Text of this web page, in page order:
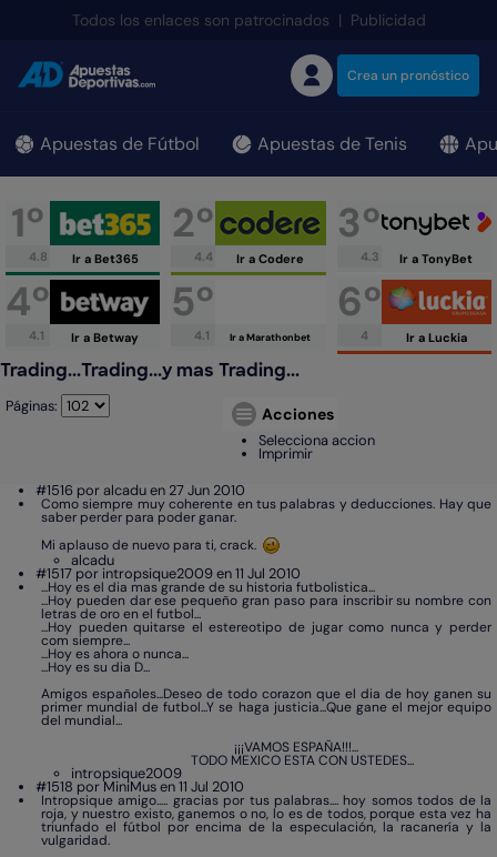
Todos los enlaces son patrocinados | Publicidad
Crea un pronóstico
Apuestas de Fútbol Apuestas de Tenis
1º
4.8 Ir a Bet365
2º
4.4 Ir a Codere
3º
4.3 Ir a TonyBet
4º
4.1 Ir a Betway
5º
4.1 Ir a Marathonbet
6º
4 Ir a Luckia
Trading...Trading...y mas Trading...
Páginas: Acciones
Selecciona accion
Imprimir
#1516 por alcadu en 27 Jun 2010
Como siempre muy coherente en tus palabras y deducciones. Hay que
saber perder para poder ganar.
Mi aplauso de nuevo para ti, crack.
alcadu
#1517 por intropsique2009 en 11 Jul 2010
...Hoy es el dia mas grande de su historia futbolistica...
...Hoy pueden dar ese pequeño gran paso para inscribir su nombre con
letras de oro en el futbol...
...Hoy pueden quitarse el estereotipo de jugar como nunca y perder
com siempre...
...Hoy es ahora o nunca...
...Hoy es su dia D...
Amigos españoles...Deseo de todo corazon que el dia de hoy ganen su
primer mundial de futbol...Y se haga justicia...Que gane el mejor equipo
del mundial...
¡¡¡VAMOS ESPAÑA!!!...
TODO MEXICO ESTA CON USTEDES...
intropsique2009
#1518 por MiniMus en 11 Jul 2010
Intropsique amigo..... gracias por tus palabras.... hoy somos todos de la
roja, y nuestro existo, ganemos o no, lo es de todos, porque esta vez ha
triunfado el fútbol por encima de la especulación, la racanería y la
vulgaridad.